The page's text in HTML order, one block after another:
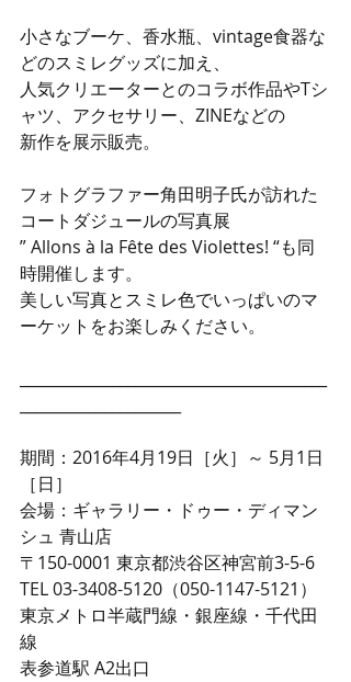
小さなブーケ、香水瓶、vintage食器な
どのスミレグッズに加え、
人気クリエーターとのコラボ作品やTシ
ャツ、アクセサリー、ZINEなどの
新作を展示販売。
フォトグラファー角田明子氏が訪れた
コートダジュールの写真展
” Allons à la Fête des Violettes! “も同
時開催します。
美しい写真とスミレ色でいっぱいのマ
ーケットをお楽しみください。
期間：2016年4月19日［火］～ 5月1日
［日］
会場：ギャラリー・ドゥー・ディマン
シュ 青山店
〒150-0001 東京都渋谷区神宮前3-5-6
TEL 03-3408-5120（050-1147-5121）
東京メトロ半蔵門線・銀座線・千代田
線
表参道駅 A2出口